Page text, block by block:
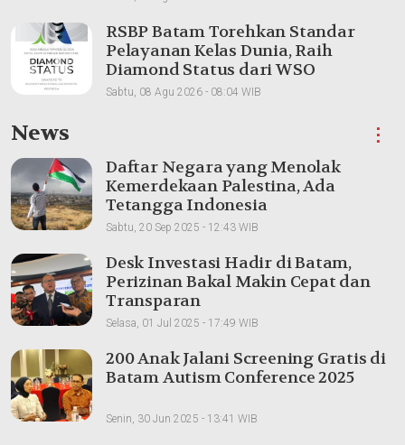
RSBP Batam Torehkan Standar
Pelayanan Kelas Dunia, Raih
Diamond Status dari WSO
Sabtu, 08 Agu 2026 - 08:04 WIB
News ⋮
Daftar Negara yang Menolak
Kemerdekaan Palestina, Ada
Tetangga Indonesia
Sabtu, 20 Sep 2025 - 12:43 WIB
Desk Investasi Hadir di Batam,
Perizinan Bakal Makin Cepat dan
Transparan
Selasa, 01 Jul 2025 - 17:49 WIB
200 Anak Jalani Screening Gratis di
Batam Autism Conference 2025
Senin, 30 Jun 2025 - 13:41 WIB